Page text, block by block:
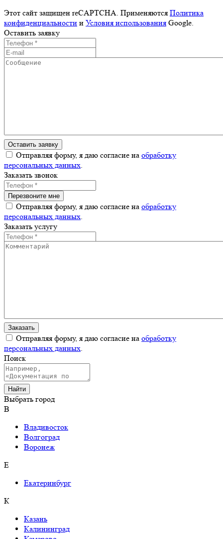
Этот сайт защищен reCAPTCHA. Применяются Политика
конфиденциальности и Условия использования Google.
Оставить заявку
Отправляя форму, я даю согласие на обработку
персональных данных
Заказать звонок
Отправляя форму, я даю согласие на обработку
персональных данных
Заказать услугу
Отправляя форму, я даю согласие на обработку
персональных данных
Поиск
Выбрать город
В
Владивосток
Волгоград
Воронеж
Е
Екатеринбург
К
Казань
Калининград